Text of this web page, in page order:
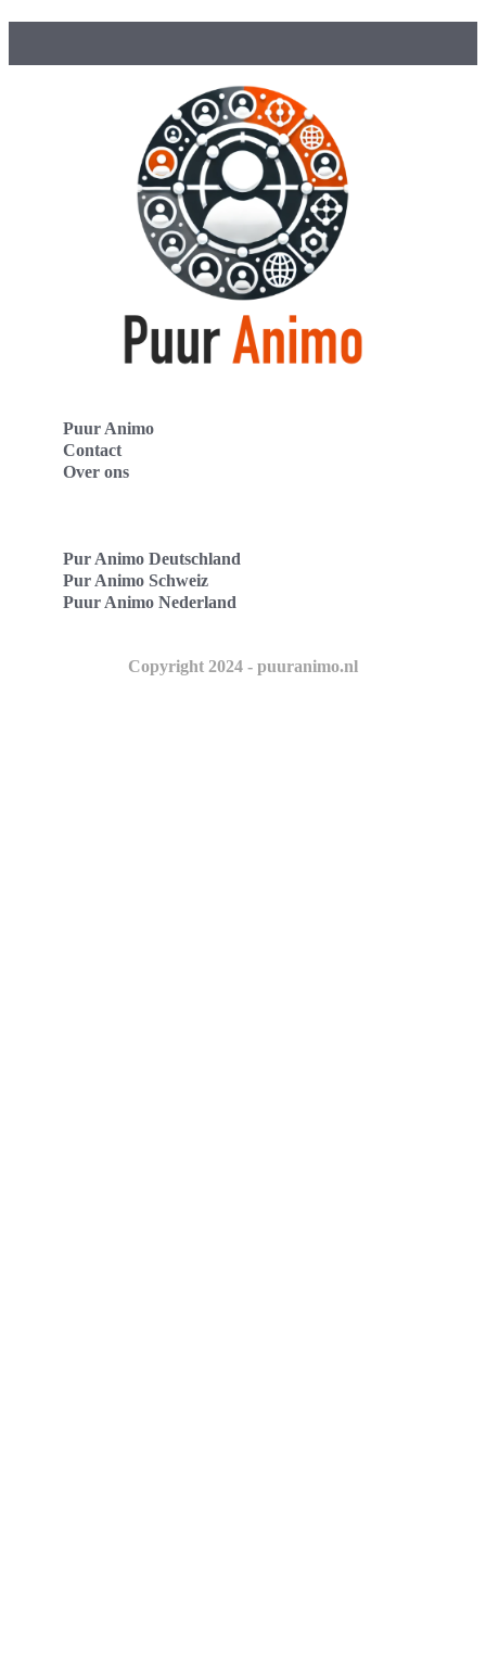
Puur Animo
Contact
Over ons
Pur Animo Deutschland
Pur Animo Schweiz
Puur Animo Nederland
Copyright 2024 - puuranimo.nl